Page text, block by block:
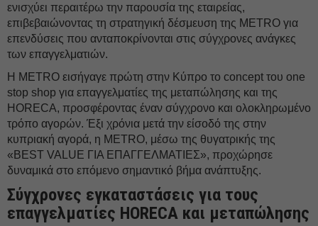
ενισχύει περαιτέρω την παρουσία της εταιρείας,
επιβεβαιώνοντας τη στρατηγική δέσμευση της METRO για
επενδύσεις που ανταποκρίνονται στις σύγχρονες ανάγκες
των επαγγελματιών.
Η METRO εισήγαγε πρώτη στην Κύπρο το concept του one
stop shop για επαγγελματίες της μεταπώλησης και της
HORECA, προσφέροντας έναν σύγχρονο και ολοκληρωμένο
τρόπο αγορών. Έξι χρόνια μετά την είσοδό της στην
κυπριακή αγορά, η METRO, μέσω της θυγατρικής της
«BEST VALUE ΓΙΑ ΕΠΑΓΓΕΛΜΑΤΙΕΣ», προχώρησε
δυναμικά στο επόμενο σημαντικό βήμα ανάπτυξης.
Σύγχρονες εγκαταστάσεις για τους
επαγγελματίες HORECA και μεταπώλησης